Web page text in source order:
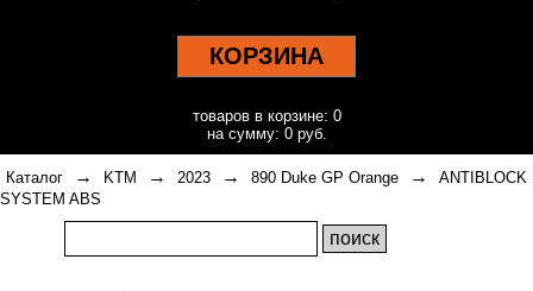
КОРЗИНА
товаров в корзине: 0
на сумму: 0 руб.
Каталог → KTM → 2023 → 890 Duke GP Orange →
ANTIBLOCK
SYSTEM ABS